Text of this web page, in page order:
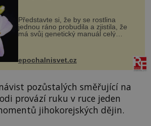
Představte si, že by se rostlina
jednou ráno probudila a zjistila, že
má svůj genetický manuál celý
vstupenka...
epochalnisvet.cz
pozůstalých směřující na
provází ruku v ruce jeden
jihokorejských dějin.